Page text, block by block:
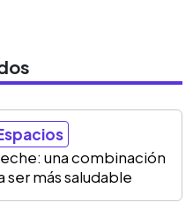
una combinación
ser más saludable